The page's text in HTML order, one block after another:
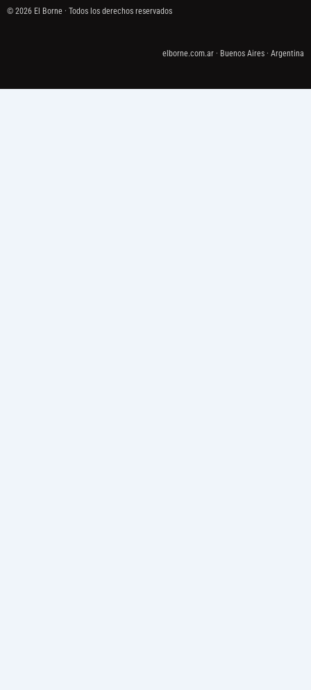
© 2026 El Borne · Todos los derechos reservados
elborne.com.ar · Buenos Aires · Argentina